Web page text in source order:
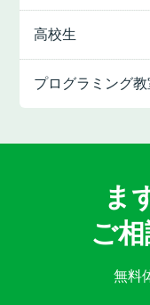
高校生
プログラミング教
ま
ご
無料